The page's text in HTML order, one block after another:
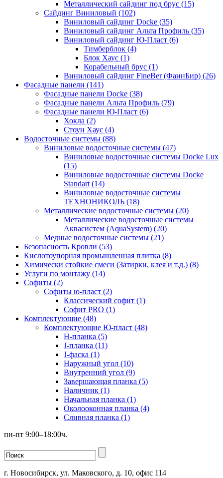
Металлический сайдинг под брус (15)
Сайдинг Виниловый (102)
Виниловый сайдинг Docke (35)
Виниловый сайдинг Альта Профиль (35)
Виниловый сайдинг Ю-Пласт (6)
Тимберблок (4)
Блок Хаус (1)
Корабельный брус (1)
Виниловый сайдинг FineBer (ФаинБир) (26)
Фасадные панели (141)
Фасадные панели Docke (38)
Фасадные панели Альта Профиль (79)
Фасадные панели Ю-Пласт (6)
Хокла (2)
Стоун Хаус (4)
Водосточные системы (88)
Виниловые водосточные системы (47)
Виниловые водосточные системы Docke Lux
(15)
Виниловые водосточные системы Docke
Standart (14)
Виниловые водосточные системы
ТЕХНОНИКОЛЬ (18)
Металлические водосточные системы (20)
Металлические водосточные системы
Аквасистем (AquaSystem) (20)
Медные водосточные системы (21)
Безопасность Кровли (53)
Кислотоупорная промышленная плитка (8)
Химически стойкие смеси (Затирки, клея и т.д.) (8)
Услуги по монтажу (14)
Софиты (2)
Софиты ю-пласт (2)
Классический софит (1)
Софит PRO (1)
Комплектующие (48)
Комплектующие Ю-пласт (48)
H-планка (5)
J-планка (11)
J-фаска (1)
Наружный угол (10)
Внутренний угол (9)
Завершающая планка (5)
Наличник (1)
Начальная планка (1)
Околооконная планка (4)
Сливная планка (1)
пн-пт 9:00–18:00ч.
г. Новосибирск, ул. Маковского, д. 10, офис 114